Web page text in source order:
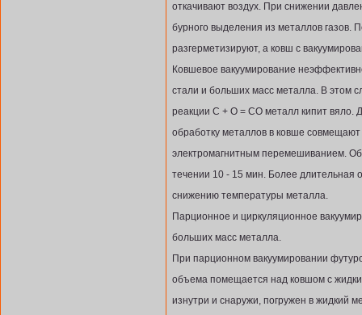
откачивают воздух. При снижении
бурного выделения из металлов газов.
разгерметизируют, а ковш с
Ковшевое вакуумирование
стали и больших масс металла. В этом
реакции C + O = CO металл кипит вяло.
обработку металлов в ковше совмещают
электромагнитным перемешиванием.
течении 10 - 15 мин. Более длительная
снижению температуры металла.
Парционное и циркуляционное
больших масс металла.
При парционном вакуумировании
объема помещается над ковшом с
изнутри и снаружи, погружен в жидкий